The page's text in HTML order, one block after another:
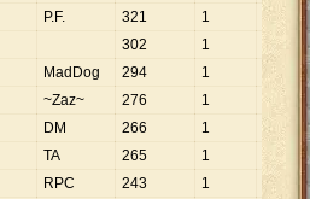
P.F. 321 1
321
302 1
302
MadDog 294 1
~Zaz~ 276 1
276
DM 266 1
266
TA 265 1
RPC 243 1
243